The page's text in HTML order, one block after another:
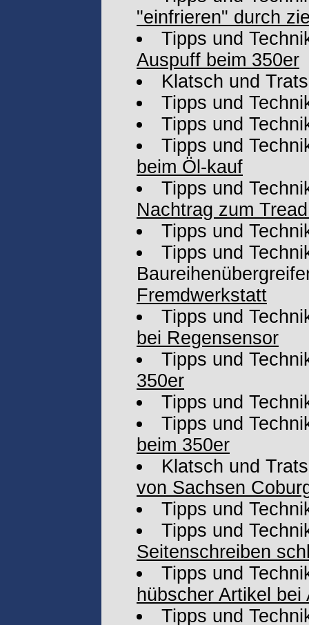
"einfrieren" durch
Tipps und
Auspuff beim 350er
Klatsch und
Tipps und
Tipps und
Tipps und
beim Öl-kauf
Tipps und
Nachtrag zum
Tipps und
Tipps und
Fremdwerkstatt
Tipps und
bei Regensensor
Tipps und
350er
Tipps und
Tipps und
beim 350er
Klatsch und
von Sachsen
Tipps und
Tipps und
Seitenschreiben
Tipps und
hübscher Artikel bei
Tipps und